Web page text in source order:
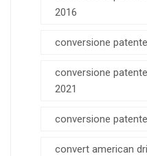
2016
conversione
conversione
2021
conversione
convert american